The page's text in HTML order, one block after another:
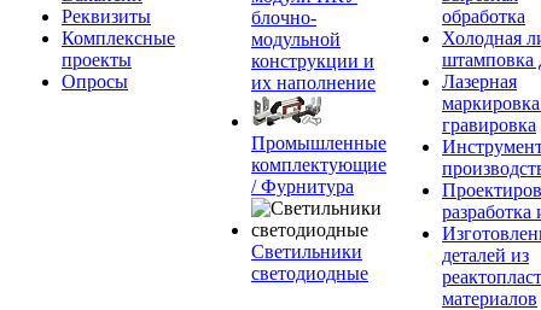
Реквизиты
Комплексные
проекты
Опросы
блочно-
модульной
конструкции и
их наполнение
Промышленные
комплектующие
/ Фурнитура
Светильники
светодиодные
обработка
Холодная
штамповка
Лазерная
гравировка
разработка
деталей из
материалов